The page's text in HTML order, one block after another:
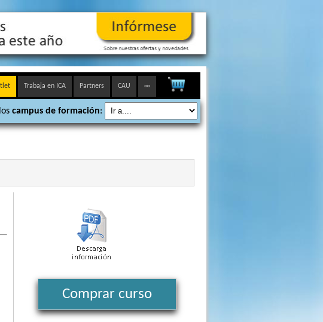
Trabaja en ICA Partners CAU ∞
campus de formación:
Comprar curso